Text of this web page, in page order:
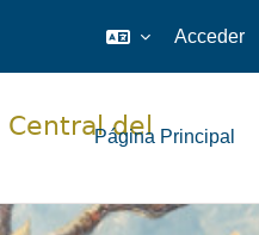
Acceder
Página Principal